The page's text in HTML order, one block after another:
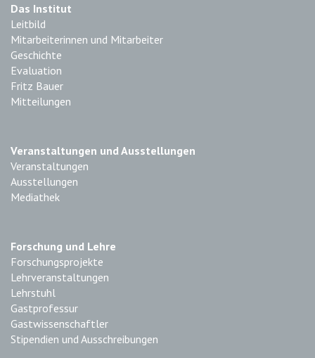
Das Institut
Leitbild
Mitarbeiterinnen und Mitarbeiter
Geschichte
Evaluation
Fritz Bauer
Mitteilungen
Veranstaltungen und Ausstellungen
Veranstaltungen
Ausstellungen
Mediathek
Forschung und Lehre
Forschungsprojekte
Lehrveranstaltungen
Lehrstuhl
Gastprofessur
Gastwissenschaftler
Stipendien und Ausschreibungen